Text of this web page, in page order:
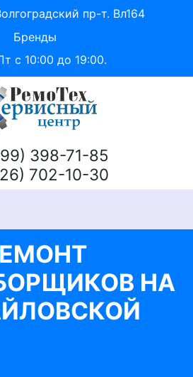
пр-т. Вл164
Бренды
с 10:00 до 19:00.
398-71-85
702-10-30
НА